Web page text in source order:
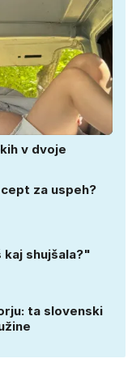
v dvoje
za uspeh?
kaj shujšala?"
ta slovenski